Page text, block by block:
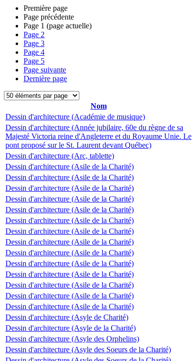
Première page
Page précédente
Page 1 (page actuelle)
Page 2
Page 3
Page 4
Page 5
Page suivante
Dernière page
Nom
Dessin d'architecture (Académie de musique)
Dessin d'architecture (Année jubilaire, 60e du règne de sa
Majesté Victoria reine d'Angleterre et du Royaume Unie. Le
pont proposé sur le St. Laurent devant Québec)
Dessin d'architecture (Arc, tablette)
Dessin d'architecture (Asile de la Charité)
Dessin d'architecture (Asile de la Charité)
Dessin d'architecture (Asile de la Charité)
Dessin d'architecture (Asile de la Charité)
Dessin d'architecture (Asile de la Charité)
Dessin d'architecture (Asile de la Charité)
Dessin d'architecture (Asile de la Charité)
Dessin d'architecture (Asile de la Charité)
Dessin d'architecture (Asile de la Charité)
Dessin d'architecture (Asile de la Charité)
Dessin d'architecture (Asile de la Charité)
Dessin d'architecture (Asile de la Charité)
Dessin d'architecture (Asile de la Charité)
Dessin d'architecture (Asile de la Charité)
Dessin d'architecture (Asyle de Charité)
Dessin d'architecture (Asyle de la Charité)
Dessin d'architecture (Asyle des Orphelins)
Dessin d'architecture (Asyle des Soeurs de la Charité)